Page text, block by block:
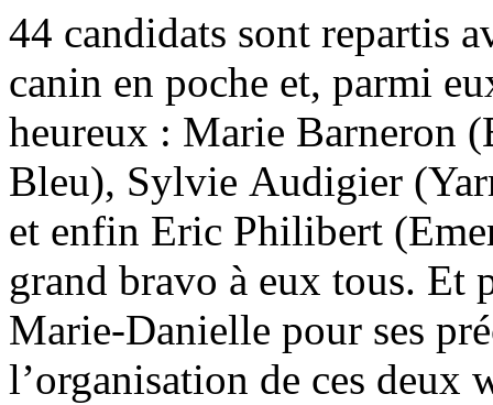
44 candidats sont repartis
canin en poche et, parmi
heureux : Marie Barneron
Bleu), Sylvie Audigier
et enfin Eric Philibert
grand bravo à eux tous. Et
Marie-Danielle pour ses
l’organisation de ces deux